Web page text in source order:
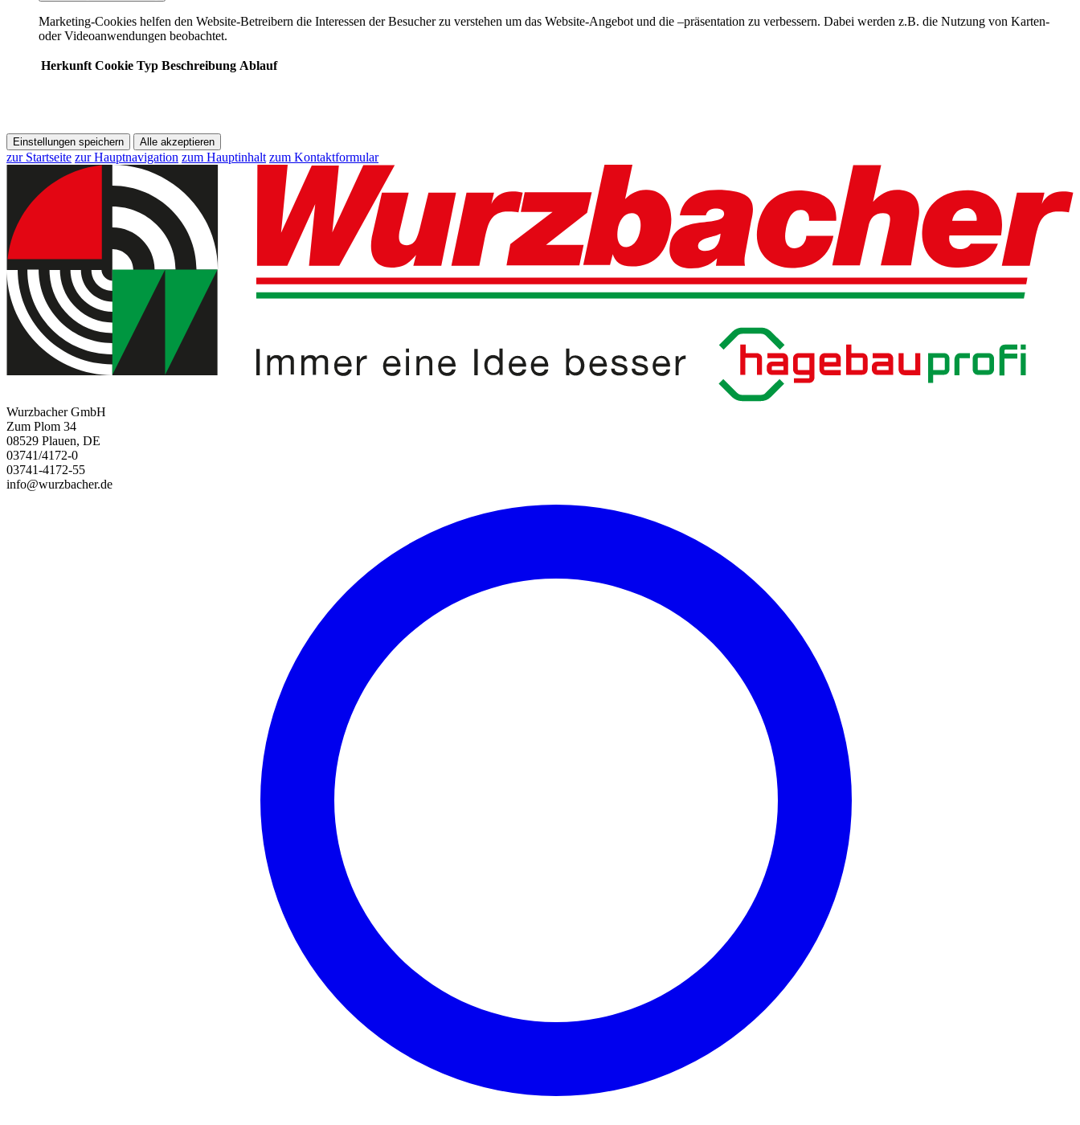
Marketing-Cookies helfen den Website-Betreibern die Interessen der Besucher zu verstehen um das Website-Angebot und die –präsentation zu verbessern. Dabei werden z.B. die Nutzung von Karten-
oder Videoanwendungen beobachtet.
Herkunft Cookie Typ Beschreibung Ablauf
Einstellungen speichern Alle akzeptieren
zur Startseite zur Hauptnavigation zum Hauptinhalt zum Kontaktformular
Wurzbacher GmbH
Zum Plom 34
08529 Plauen, DE
03741/4172-0
03741-4172-55
info@wurzbacher.de